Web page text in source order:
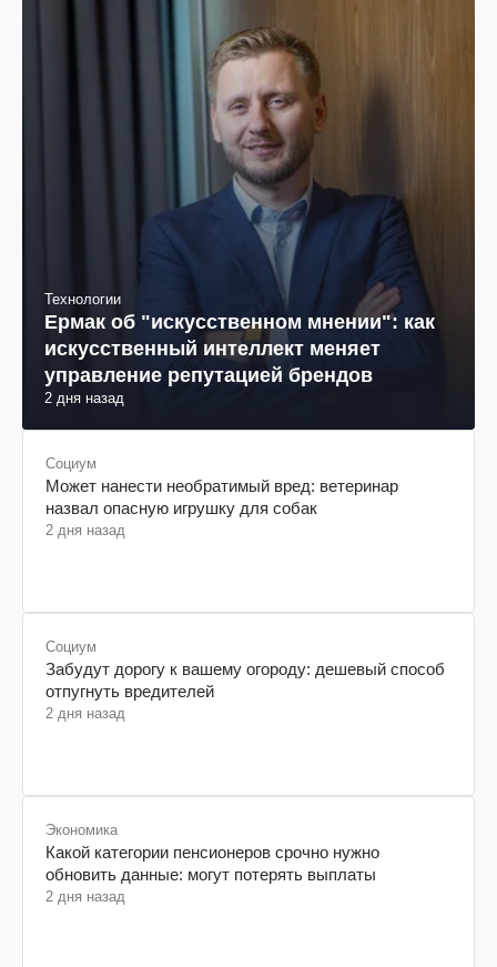
Технологии
Ермак об "искусственном мнении": как
искусственный интеллект меняет
управление репутацией брендов
2 дня назад
Социум
Может нанести необратимый вред: ветеринар
назвал опасную игрушку для собак
2 дня назад
Социум
Забудут дорогу к вашему огороду: дешевый способ
отпугнуть вредителей
2 дня назад
Экономика
Какой категории пенсионеров срочно нужно
обновить данные: могут потерять выплаты
2 дня назад